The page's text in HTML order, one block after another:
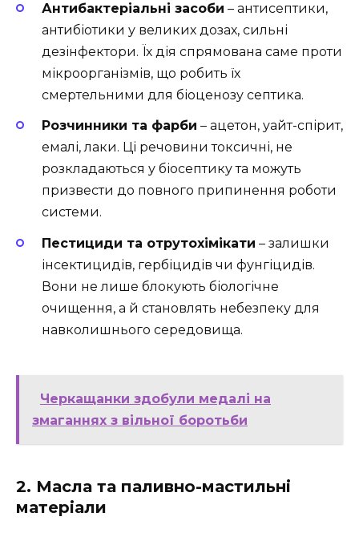
Антибактеріальні засоби – антисептики,
антибіотики у великих дозах, сильні
дезінфектори. Їх дія спрямована саме проти
мікроорганізмів, що робить їх
смертельними для біоценозу септика.
Розчинники та фарби – ацетон, уайт-спірит,
емалі, лаки. Ці речовини токсичні, не
розкладаються у біосептику та можуть
призвести до повного припинення роботи
системи.
Пестициди та отрутохімікати – залишки
інсектицидів, гербіцидів чи фунгіцидів.
Вони не лише блокують біологічне
очищення, а й становлять небезпеку для
навколишнього середовища.
Черкащанки здобули медалі на
змаганнях з вільної боротьби
2. Масла та паливно-мастильні
матеріали